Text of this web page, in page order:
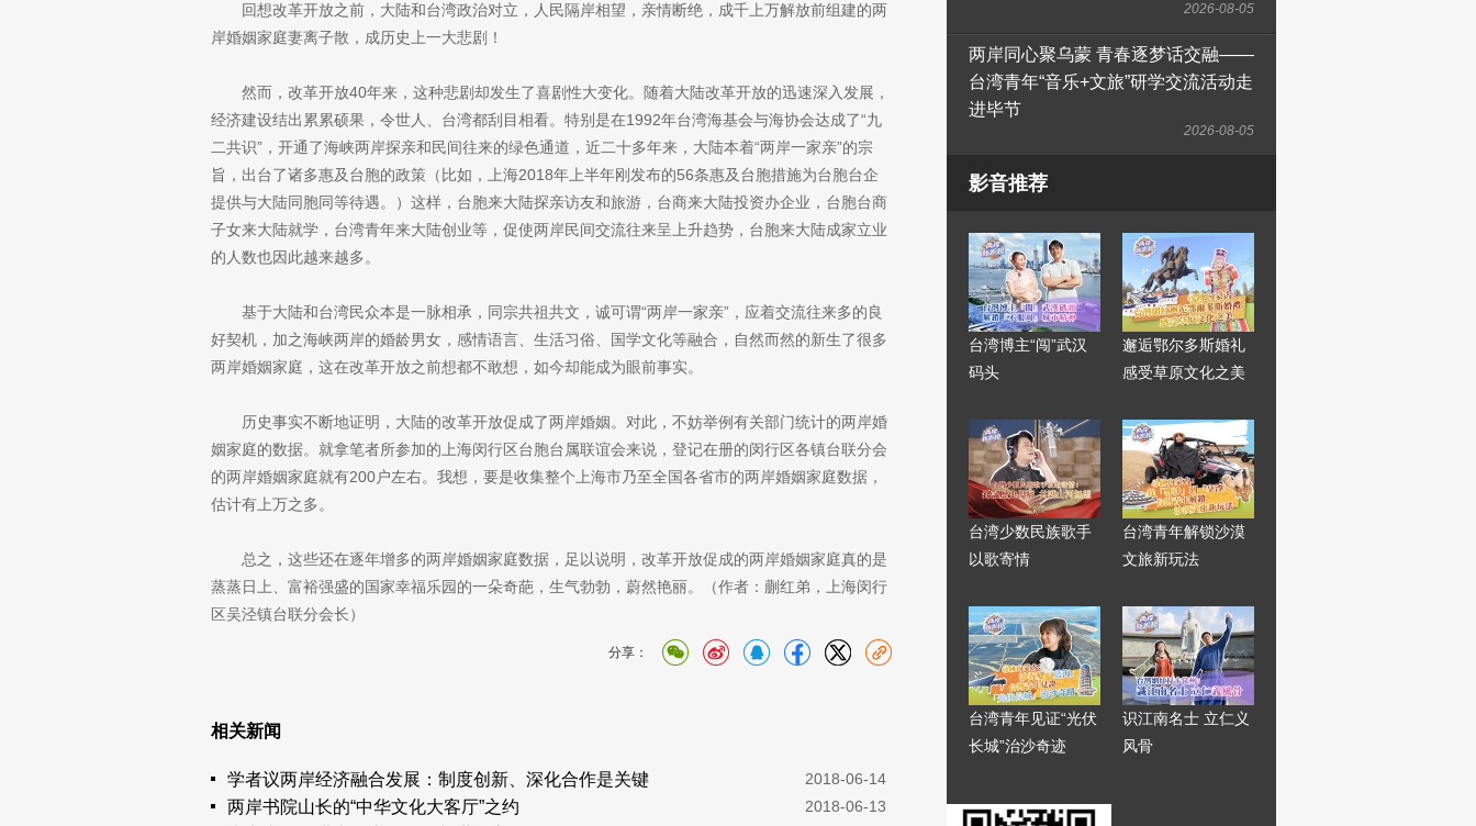
回想改革开放之前，大陆和台湾政治对立，人民隔岸相望，亲情断绝，成千上万解放前组建的两
岸婚姻家庭妻离子散，成历史上一大悲剧！
然而，改革开放40年来，这种悲剧却发生了喜剧性大变化。随着大陆改革开放的迅速深入发展，
经济建设结出累累硕果，令世人、台湾都刮目相看。特别是在1992年台湾海基会与海协会达成了“九
二共识”，开通了海峡两岸探亲和民间往来的绿色通道，近二十多年来，大陆本着“两岸一家亲”的宗
旨，出台了诸多惠及台胞的政策（比如，上海2018年上半年刚发布的56条惠及台胞措施为台胞台企
提供与大陆同胞同等待遇。）这样，台胞来大陆探亲访友和旅游，台商来大陆投资办企业，台胞台商
子女来大陆就学，台湾青年来大陆创业等，促使两岸民间交流往来呈上升趋势，台胞来大陆成家立业
的人数也因此越来越多。
基于大陆和台湾民众本是一脉相承，同宗共祖共文，诚可谓“两岸一家亲”，应着交流往来多的良
好契机，加之海峡两岸的婚龄男女，感情语言、生活习俗、国学文化等融合，自然而然的新生了很多
两岸婚姻家庭，这在改革开放之前想都不敢想，如今却能成为眼前事实。
历史事实不断地证明，大陆的改革开放促成了两岸婚姻。对此，不妨举例有关部门统计的两岸婚
姻家庭的数据。就拿笔者所参加的上海闵行区台胞台属联谊会来说，登记在册的闵行区各镇台联分会
的两岸婚姻家庭就有200户左右。我想，要是收集整个上海市乃至全国各省市的两岸婚姻家庭数据，
估计有上万之多。
总之，这些还在逐年增多的两岸婚姻家庭数据，足以说明，改革开放促成的两岸婚姻家庭真的是
蒸蒸日上、富裕强盛的国家幸福乐园的一朵奇葩，生气勃勃，蔚然艳丽。（作者：蒯红弟，上海闵行
区吴泾镇台联分会长）
分享：
相关新闻
2018-06-14
学者议两岸经济融合发展：制度创新、深化合作是关键
2018-06-13
两岸书院山长的“中华文化大客厅”之约
2026-08-05
两岸同心聚乌蒙 青春逐梦话交融——
台湾青年“音乐+文旅”研学交流活动走
进毕节
2026-08-05
影音推荐
台湾博主“闯”武汉
码头
邂逅鄂尔多斯婚礼
感受草原文化之美
台湾少数民族歌手
以歌寄情
台湾青年解锁沙漠
文旅新玩法
台湾青年见证“光伏
长城”治沙奇迹
识江南名士 立仁义
风骨